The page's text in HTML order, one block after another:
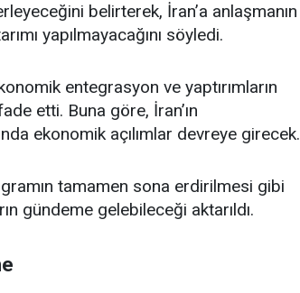
belirterek, İran’a anlaşmanın
yapılmayacağını söyledi.
entegrasyon ve yaptırımların
etti. Buna göre, İran’ın
ekonomik açılımlar devreye girecek.
tamamen sona erdirilmesi gibi
gündeme gelebileceği aktarıldı.